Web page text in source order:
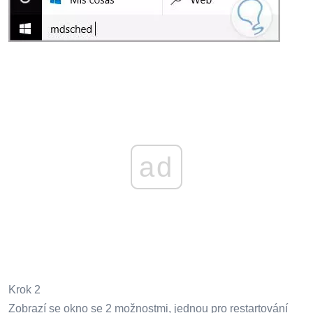
ad
Krok 2
Zobrazí se okno se 2 možnostmi, jednou pro restartování